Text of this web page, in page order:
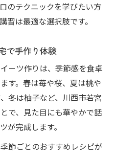
のテクニックを学びたい方
習は最適な選択肢です。
で手作り体験
ーツ作りは、季節感を食卓
す。春は苺や桜、夏は桃や
冬は柚子など、川西市若宮
で、見た目にも華やかで話
が完成します。
節ごとのおすすめレシピが